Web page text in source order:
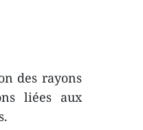
des rayons
liées aux